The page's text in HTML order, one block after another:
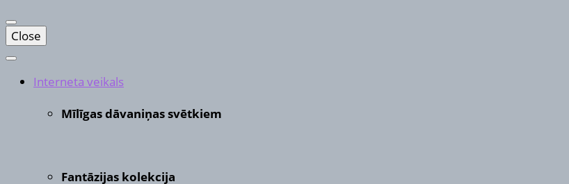
Close
Interneta veikals
Mīlīgas dāvaniņas svētkiem
Fantāzijas kolekcija